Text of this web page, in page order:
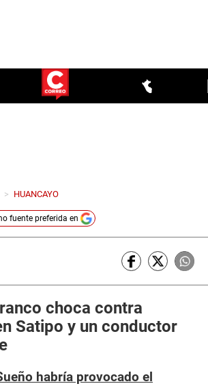
> HUANCAYO
fuente preferida en
choca contra
Satipo y un conductor
habría provocado el